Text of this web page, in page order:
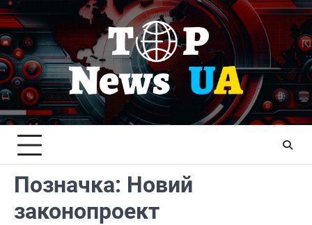
Перейти
до
вмісту
Позначка: Новий
законопроект